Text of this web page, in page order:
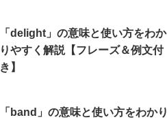
「delight」の意味と使い方をわか
りやすく解説【フレーズ＆例文付
き】
「band」の意味と使い方をわかり